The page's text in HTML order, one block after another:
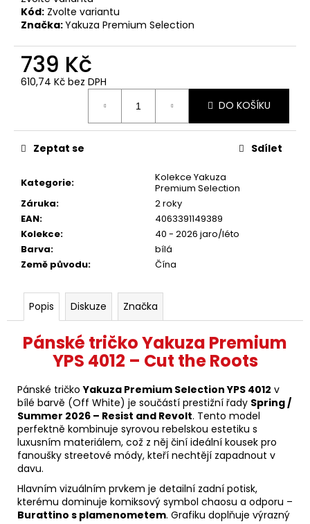
Kód: Zvolte variantu
Značka:Yakuza Premium Selection
739 Kč
610,74 Kč bez DPH
DO KOŠÍKU
Kategorie:
Kolekce Yakuza
Premium Selection
Záruka:
2 roky
EAN:
4063391149389
Kolekce:
40 - 2026 jaro/léto
Barva:
bílá
Země původu: Čína
Zeptat se Sdílet
Popis Diskuze Značka
Pánské tričko Yakuza Premium
YPS 4012 – Cut the Roots
Pánské tričkoYakuza Premium Selection YPS 4012 v
bílé barvě (Off White) je součástí prestižní řady Spring /
Summer 2026 – Resist and Revolt. Tento model
perfektně kombinuje syrovou rebelskou estetiku s
luxusním materiálem, což z něj činí ideální kousek pro
fanoušky streetové módy, kteří nechtějí zapadnout v
davu.
Hlavním vizuálním prvkem je detailní zadní potisk,
kterému dominuje komiksový symbol chaosu a odporu –
Burattino s plamenometem. Grafiku doplňuje výrazný
PÁNSKÉ
ŽLUTÉ
TRIČKO
YAKUZA
PREMIUM
YPS
ENTERTAINMENT
739